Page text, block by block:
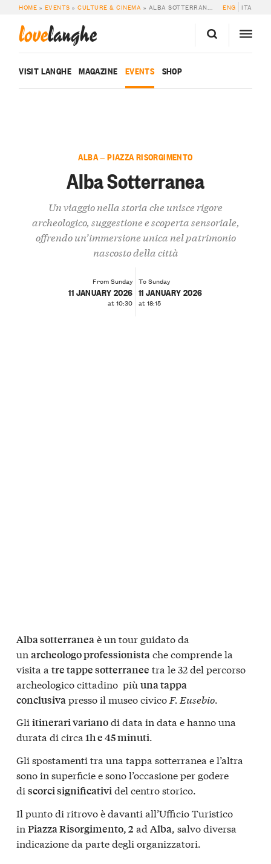
HOME » EVENTS »CULTURE & CINEMA » ALBA SOTTERRANEA ENG ITA
lovelanghe
VISIT LANGHE MAGAZINE EVENTS SHOP
ALBA — PIAZZA RISORGIMENTO
Alba Sotterranea
Un viaggio nella storia che unisce rigore
archeologico, suggestione e scoperta sensoriale,
offrendo un’immersione unica nel patrimonio
nascosto della città
From Sunday
11 JANUARY 2026
at 10:30
To Sunday
11 JANUARY 2026
at 18:15
Alba sotterraneaè un tour guidato da
un archeologo professionistache comprende la
visita a tre tappe sotterranee tra le 32 del percorso
archeologico cittadino più una tappa
conclusivapresso il museo civico F. Eusebio.
Gli itinerari varianodi data in data e hanno una
durata di circa 1h e 45 minuti.
Gli spostamenti tra una tappa sotterranea e l’altra
sono in superficie e sono l’occasione per godere
di scorci significatividel centro storico.
Il punto di ritrovo è davanti all’Ufficio Turistico
in Piazza Risorgimento, 2 ad Alba, salvo diversa
indicazione da parte degli organizzatori.